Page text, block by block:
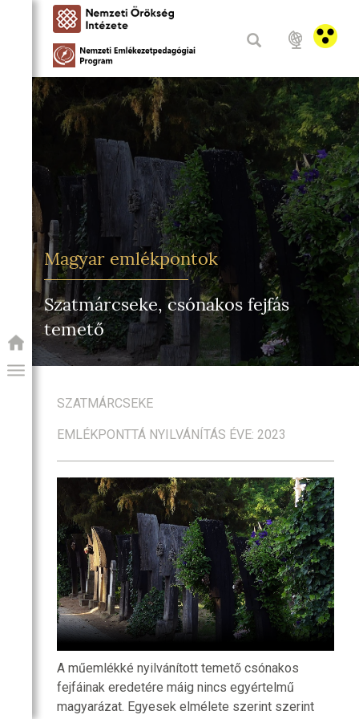
PROGRAM
Magyar emlékpontok
Szatmárcseke, csónakos fejfás
temető
SZATMÁRCSEKE
EMLÉKPONTTÁ NYILVÁNÍTÁS ÉVE: 2023
A műemlékké nyilvánított temető csónakos
fejfáinak eredetére máig nincs egyértelmű
magyarázat. Egyesek elmélete szerint szerint